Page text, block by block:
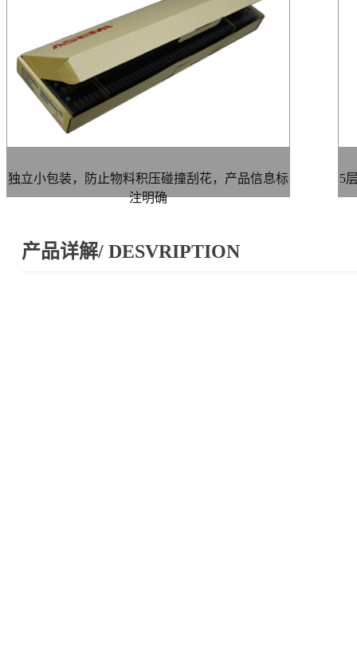
独立小包装，防止物料积压碰撞刮花，产品信息标
注明确
5
产品详解/ DESVRIPTION